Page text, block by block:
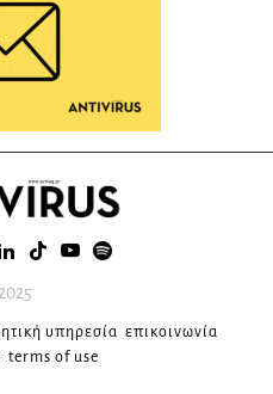
υπηρεσία επικοινωνία
terms of use